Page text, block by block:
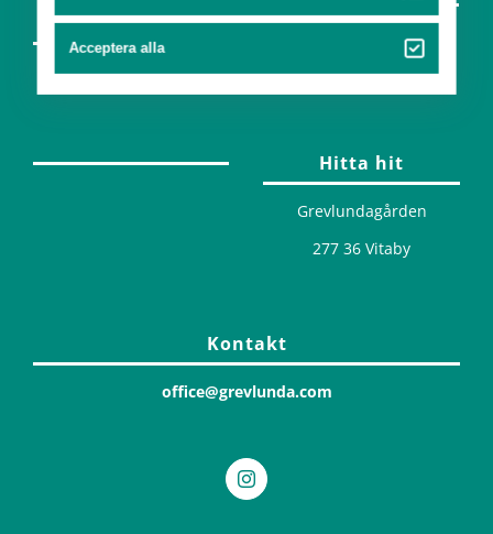
Partners
Design
Hitta hit
Grevlundagården
277 36 Vitaby
Kontakt
office@grevlunda.com
Acceptera alla